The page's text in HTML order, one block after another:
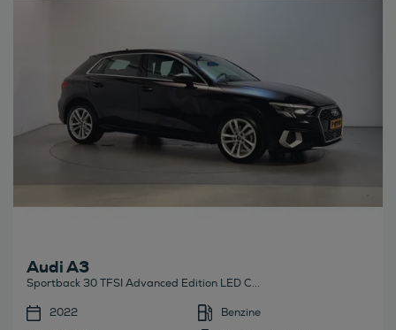
Audi A3
Sportback 30 TFSI Advanced Edition LED C...
2022
Benzine